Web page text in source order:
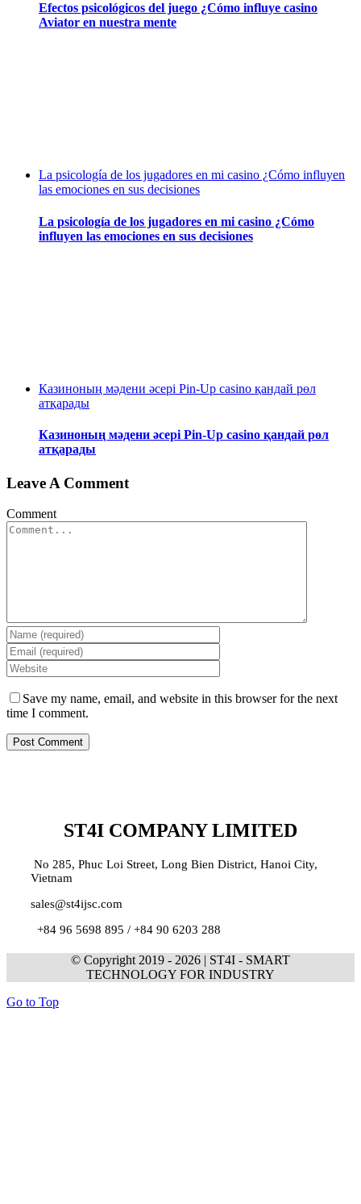
Efectos psicológicos del juego ¿Cómo influye casino
Aviator en nuestra mente
La psicología de los jugadores en mi casino ¿Cómo influyen
las emociones en sus decisiones
La psicología de los jugadores en mi casino ¿Cómo
influyen las emociones en sus decisiones
Казиноның мәдени әсері Pin-Up casino қандай рөл
атқарады
Казиноның мәдени әсері Pin-Up casino қандай рөл
атқарады
Leave A Comment
Comment
Save my name, email, and website in this browser for the next
time I comment.
ST4I COMPANY LIMITED
No 285, Phuc Loi Street, Long Bien District, Hanoi City,
Vietnam
sales@st4ijsc.com
+84 96 5698 895 / +84 90 6203 288
© Copyright 2019 - 2026 | ST4I - SMART
TECHNOLOGY FOR INDUSTRY
Go to Top